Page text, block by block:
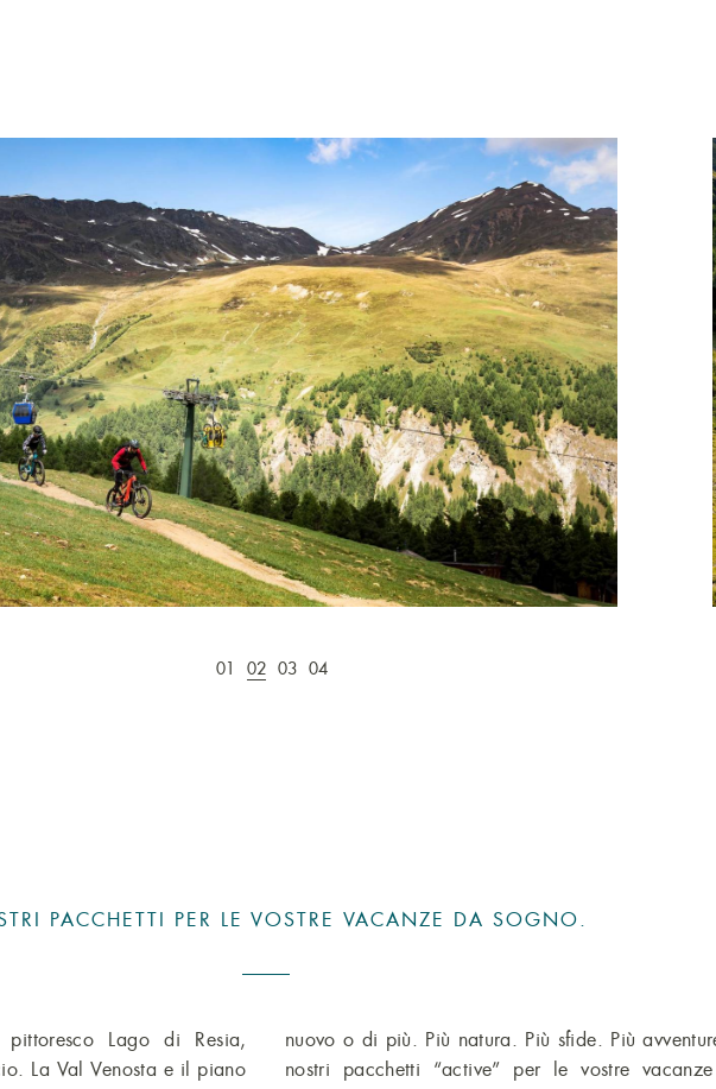
01 02 03 04
PACCHETTI PER LE VOSTRE VACANZE DA SOGNO.
Lago di Resia,
La Val Venosta e il piano
Venite a conoscere i
da sogno nel nostro